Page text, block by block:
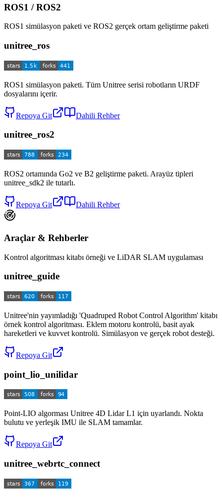
ROS1 / ROS2
ROS1 simülasyon paketi ve ROS2 gerçek ortam geliştirme paketi
unitree_ros
ROS1 simülasyon paketi. Tüm Unitree serisi robotların URDF
dosyalarını içerir.
Repoya Git Dahili Rehber
unitree_ros2
ROS2 ortamında Go2 ve B2 geliştirme paketi. Arayüz tipleri
unitree_sdk2 ile tutarlı.
Repoya Git Dahili Rehber
Araçlar & Rehberler
Kontrol algoritması kitabı örneği ve LiDAR SLAM uygulaması
unitree_guide
Unitree'nin yayımladığı 'Quadruped Robot Control Algorithm' kitabı
örnek kontrol algoritması. Eklem motoru kontrolü, basit ayak
hareketleri ve kuvvet kontrolü. Simülasyon ve gerçek robot desteği.
Repoya Git
point_lio_unilidar
Point-LIO algorması Unitree 4D Lidar L1 için uyarlandı. Nokta
bulutu ve yerleşik IMU ile SLAM tamamlar.
Repoya Git
unitree_webrtc_connect